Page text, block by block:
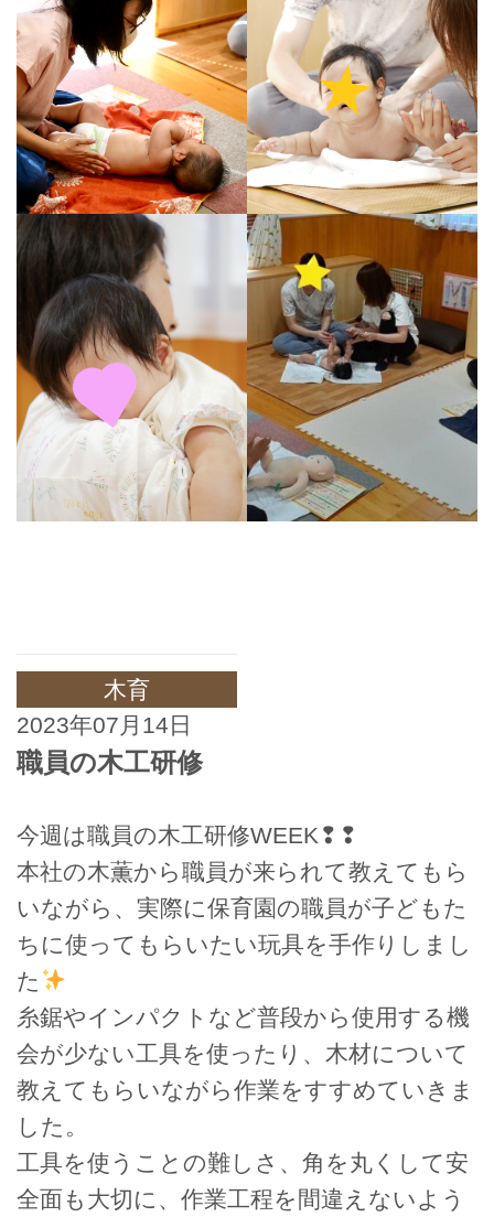
木育
2023年07月14日
職員の木工研修
今週は職員の木工研修WEEK❢❢
本社の木薫から職員が来られて教えてもら
いながら、実際に保育園の職員が子どもた
ちに使ってもらいたい玩具を手作りしまし
た
糸鋸やインパクトなど普段から使用する機
会が少ない工具を使ったり、木材について
教えてもらいながら作業をすすめていきま
した。
工具を使うことの難しさ、角を丸くして安
全面も大切に、作業工程を間違えないよう